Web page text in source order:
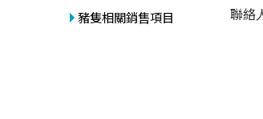
豬隻相關銷售項目
聯